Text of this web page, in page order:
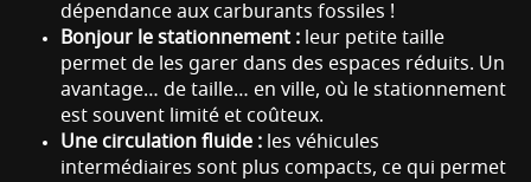
dépendance aux carburants fossiles !
Bonjour le stationnement : leur petite taille
permet de les garer dans des espaces réduits. Un
avantage… de taille… en ville, où le stationnement
est souvent limité et coûteux.
Une circulation fluide : les véhicules
intermédiaires sont plus compacts, ce qui permet